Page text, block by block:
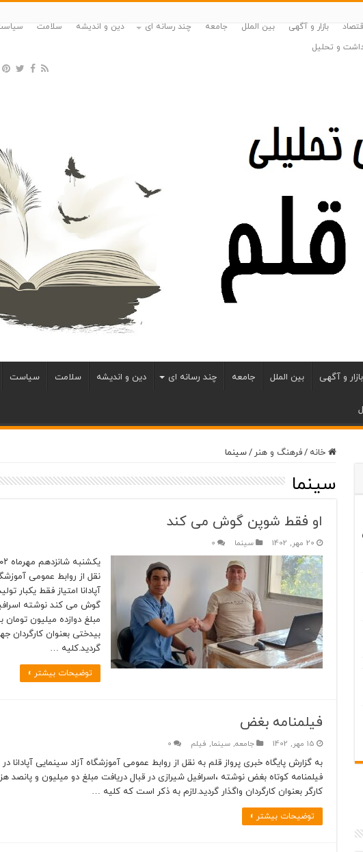
بازار و آگهی بین الملل جامعه چند رسانه ای دین و اندیشه سلامت
و تحلیل
بازار و آگهی بین الملل جامعه چند رسانه ای دین و اندیشه سلامت سیاست
خانه /فرهنگ و هنر /سینما
سینما
او فقط شوپن گوش می کند
20 مهر, 1402 سینما 0
نقل از روابط عمومی
آپادانا امتیاز فقط یکبار
گوش می کند نوشته
مبلغ دوازده میلیون
بیدختی بعنوان کارگردان
گردید.کلیه …
توضیحات بیشتر »
فیلمنامه بغض
15 مهر, 1402 جامعه,سینما, فیلم 0
به گزارش پایگاه خبری پرواز قلم به نقل از روابط عمومی آموزشگاه آزاد سینمایی آپادانا
فیلمنامه کوتاه بغض نوشته ،اسرافیل شیرازی در قبال دریافت مبلغ دو میلیون و پانصد
کارگر بعنوان کارگردان واگذار گردید.لازم به ذکر است که کلیه …
توضیحات بیشتر »